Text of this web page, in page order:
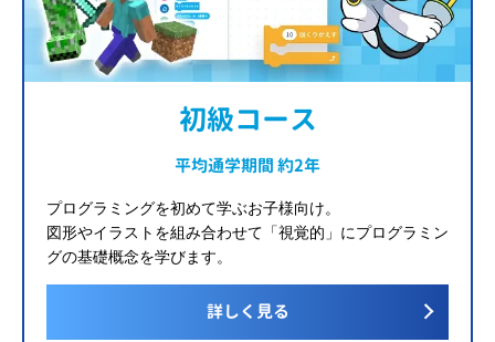
初級コース
平均通学期間 約2年
プログラミングを初めて学ぶお子様向け。
図形やイラストを組み合わせて「視覚的」にプログラミン
グの基礎概念を学びます。
詳しく見る